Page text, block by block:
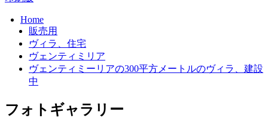
Home
販売用
ヴィラ、住宅
ヴェンティミリア
ヴェンティミーリアの300平方メートルのヴィラ、建設
中
フォトギャラリー